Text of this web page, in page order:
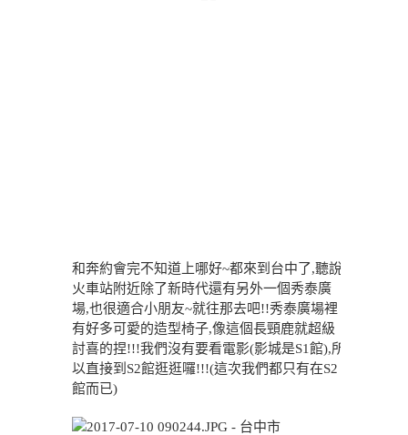
和奔約會完不知道上哪好~都來到台中了,聽說
火車站附近除了新時代還有另外一個秀泰廣
場,也很適合小朋友~就往那去吧!!秀泰廣場裡
有好多可愛的造型椅子,像這個長頸鹿就超級
討喜的捏!!!我們沒有要看電影(影城是S1館),所
以直接到S2館逛逛囉!!!(這次我們都只有在S2
館而已)